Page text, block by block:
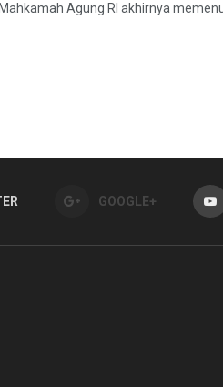
Agung RI akhirnya
GOOGLE+